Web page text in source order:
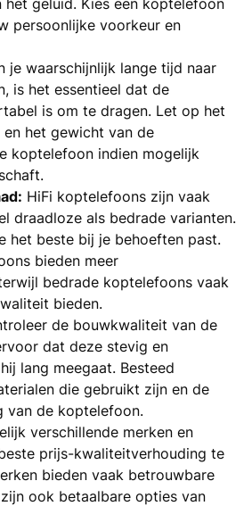
het geluid. Kies een koptelefoon
persoonlijke voorkeur en
je waarschijnlijk lange tijd naar
is het essentieel dat de
is om te dragen. Let op het
het gewicht van de
koptelefoon indien mogelijk
HiFi koptelefoons zijn vaak
draadloze als bedrade varianten.
het beste bij je behoeften past.
bieden meer
bedrade koptelefoons vaak
bieden.
de bouwkwaliteit van de
dat deze stevig en
lang meegaat. Besteed
die gebruikt zijn en de
van de koptelefoon.
verschillende merken en
prijs-kwaliteitverhouding te
bieden vaak betrouwbare
ook betaalbare opties van